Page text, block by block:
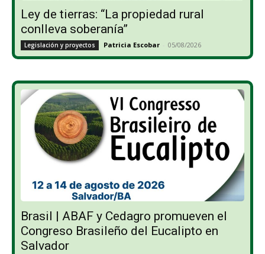
Ley de tierras: “La propiedad rural
conlleva soberanía”
Legislación y proyectos Patricia Escobar - 05/08/2026
Brasil | ABAF y Cedagro promueven el
Congreso Brasileño del Eucalipto en
Salvador